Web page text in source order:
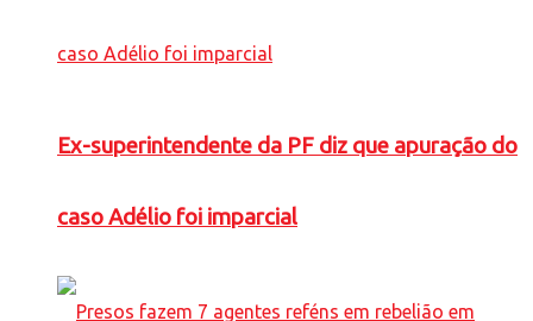
Ex-superintendente da PF diz que apuração do
caso Adélio foi imparcial